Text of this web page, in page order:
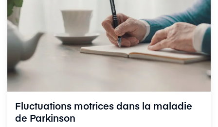
Fluctuations motrices dans la maladie
de Parkinson